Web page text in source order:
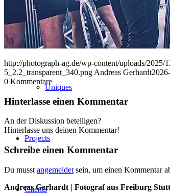
Sports
Uniques
Projects
Clients
http://photograph-ag.de/wp-content/uploads/
5_2.2_transparent_340.png Andreas Gerhardt
0 Kommentare
Hinterlasse einen Kommentar
An der Diskussion beteiligen?
Hinterlasse uns deinen Kommentar!
Schreibe einen Kommentar
Du musst angemeldet sein, um einen Kommentar
Andreas Gerhardt | Fotograf aus Freiburg